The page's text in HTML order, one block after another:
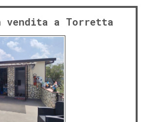
vendita a Torretta